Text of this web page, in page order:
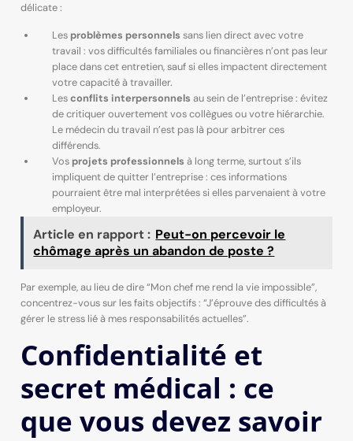
délicate :
Les problèmes personnels sans lien direct avec votre
travail : vos difficultés familiales ou financières n’ont pas leur
place dans cet entretien, sauf si elles impactent directement
votre capacité à travailler.
Lesconflits interpersonnels au sein de l’entreprise : évitez
de critiquer ouvertement vos collègues ou votre hiérarchie.
Le médecin du travail n’est pas là pour arbitrer ces
différends.
Vos projets professionnels à long terme, surtout s’ils
impliquent de quitter l’entreprise : ces informations
pourraient être mal interprétées si elles parvenaient à votre
employeur.
Article en rapport : Peut-on percevoir le
chômage après un abandon de poste ?
Par exemple, au lieu de dire “Mon chef me rend la vie impossible”,
concentrez-vous sur les faits objectifs : “J’éprouve des difficultés à
gérer le stress lié à mes responsabilités actuelles”.
Confidentialité et
secret médical : ce
que vous devez savoir